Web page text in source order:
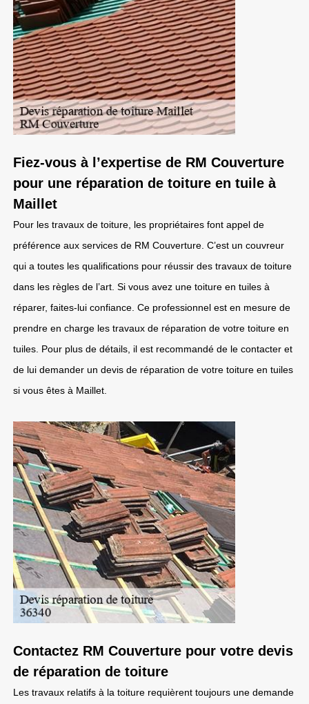
Fiez-vous à l’expertise de RM Couverture
pour une réparation de toiture en tuile à
Maillet
Pour les travaux de toiture, les propriétaires font appel de
préférence aux services de RM Couverture. C’est un couvreur
qui a toutes les qualifications pour réussir des travaux de toiture
dans les règles de l’art. Si vous avez une toiture en tuiles à
réparer, faites-lui confiance. Ce professionnel est en mesure de
prendre en charge les travaux de réparation de votre toiture en
tuiles. Pour plus de détails, il est recommandé de le contacter et
de lui demander un devis de réparation de votre toiture en tuiles
si vous êtes à Maillet.
Contactez RM Couverture pour votre devis
de réparation de toiture
Les travaux relatifs à la toiture requièrent toujours une demande